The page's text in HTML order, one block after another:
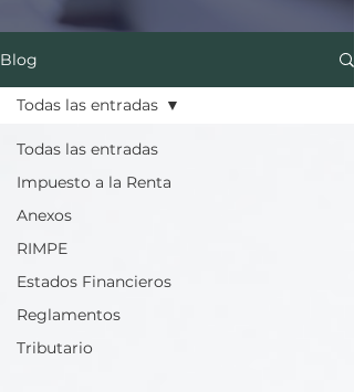
Blog
Todas las entradas
Impuesto a la Renta
Anexos
RIMPE
Estados Financieros
Reglamentos
Tributario
Todas las entradas